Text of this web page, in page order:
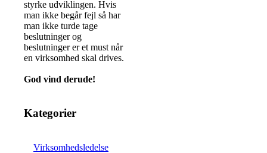
styrke udviklingen. Hvis
man ikke begår fejl så har
man ikke turde tage
beslutninger og
beslutninger er et must når
en virksomhed skal drives.
God vind derude!
Kategorier
Virksomhedsledelse